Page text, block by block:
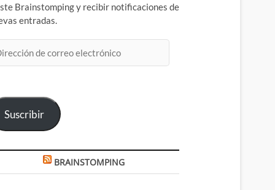
Brainstomping y recibir notificaciones de
entradas.
Suscribir
BRAINSTOMPING